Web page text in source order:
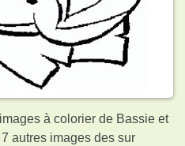
à colorier de Bassie et
autres images dessur